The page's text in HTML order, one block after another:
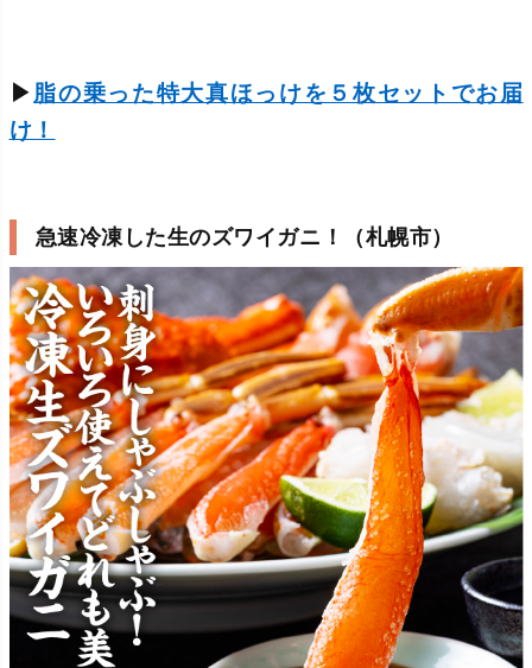
▶脂の乗った特大真ほっけを５枚セットでお届
け！
急速冷凍した生のズワイガニ！（札幌市）